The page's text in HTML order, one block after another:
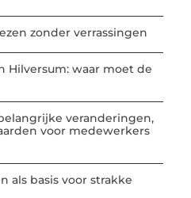
zonder verrassingen
Hilversum: waar moet de
veranderingen,
voor medewerkers
als basis voor strakke